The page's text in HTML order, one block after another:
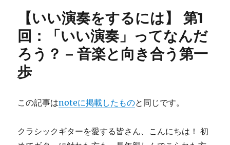
【いい演奏をするには】 第1
回：「いい演奏」ってなんだ
ろう？ – 音楽と向き合う第一
歩
この記事はnoteに掲載したものと同じです。
クラシックギターを愛する皆さん、こんにちは！ 初